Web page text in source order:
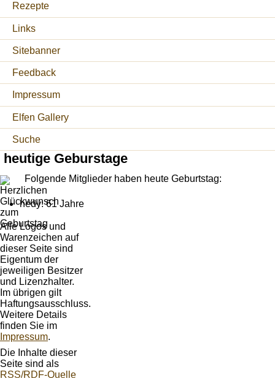
Rezepte
Links
Sitebanner
Feedback
Impressum
Elfen Gallery
Suche
heutige Geburstage
Folgende Mitglieder haben heute Geburtstag:
hedy: 61 Jahre
Alle Logos und
Warenzeichen auf
dieser Seite sind
Eigentum der
jeweiligen Besitzer
und Lizenzhalter.
Im übrigen gilt
Haftungsausschluss.
Weitere Details
finden Sie im
Impressum.
Die Inhalte dieser
Seite sind als
RSS/RDF-Quelle